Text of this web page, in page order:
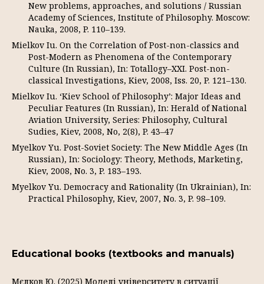
New problems, approaches, and solutions / Russian
Academy of Sciences, Institute of Philosophy. Moscow:
Nauka, 2008, P. 110–139.
Mielkov Iu. On the Correlation of Post-non-classics and
Post-Modern as Phenomena of the Contemporary
Culture (In Russian), In: Totallogy–XXI. Post-non-
classical Investigations, Kiev, 2008, Iss. 20, P. 121–130.
Mielkov Iu. ‘Kiev School of Philosophy’: Major Ideas and
Peculiar Features (In Russian), In: Herald of National
Aviation University, Series: Philosophy, Cultural
Sudies, Kiev, 2008, No, 2(8), P. 43–47
Myelkov Yu. Post-Soviet Society: The New Middle Ages (In
Russian), In: Sociology: Theory, Methods, Marketing,
Kiev, 2008, No. 3, P. 183–193.
Myelkov Yu. Democracy and Rationality (In Ukrainian), In:
Practical Philosophy, Kiev, 2007, No. 3, P. 98–109.
Educational books (textbooks and manuals)
Мєлков Ю. (2025) Моделі університету в ситуації